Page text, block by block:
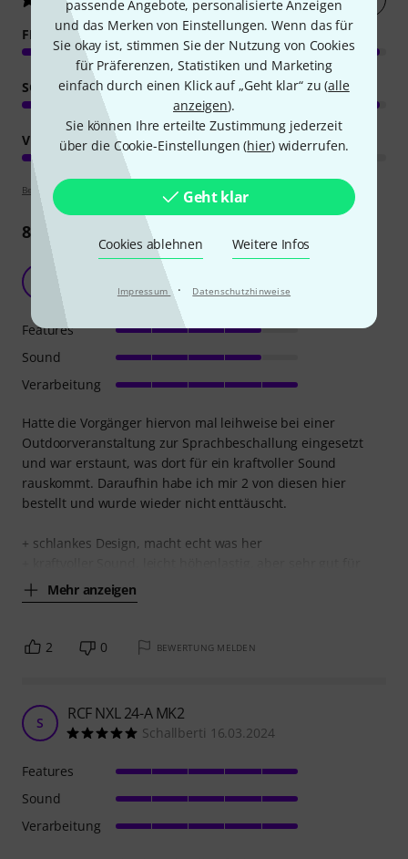
passende Angebote, personalisierte Anzeigen
und das Merken von Einstellungen. Wenn das für
Sie okay ist, stimmen Sie der Nutzung von Cookies
für Präferenzen, Statistiken und Marketing
einfach durch einen Klick auf „Geht klar“ zu (alle
anzeigen).
Sie können Ihre erteilte Zustimmung jederzeit
über die Cookie-Einstellungen (hier) widerrufen.
Geht klar
Cookies ablehnen Weitere Infos
Impressum · Datenschutzhinweise
FEATURES
SOUND
VERARBEITUNG
Bewertungsrichtlinien
8Rezensionen
Kräftiger Lautsprecher
Hendrik D 07.10.2025
Hatte die Vorgänger hiervon mal leihweise bei einer
Outdoorveranstaltung zur Sprachbeschallung eingesetzt
und war erstaunt, was dort für ein kraftvoller Sound
rauskommt. Daraufhin habe ich mir 2 von diesen hier
bestellt und wurde wieder nicht enttäuscht.
+ schlankes Design, macht echt was her
Mehr anzeigen
Features
Sound
Verarbeitung
2 0 BEWERTUNG MELDEN
S RCF NXL 24-A MK2
Schallberti 16.03.2024
Features
Sound
Verarbeitung